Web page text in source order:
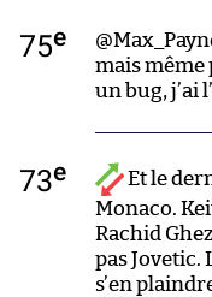
75e
mais même
un bug, j’ai
73e
Et le
Monaco.
Rachid
pas Jovetic.
s’en